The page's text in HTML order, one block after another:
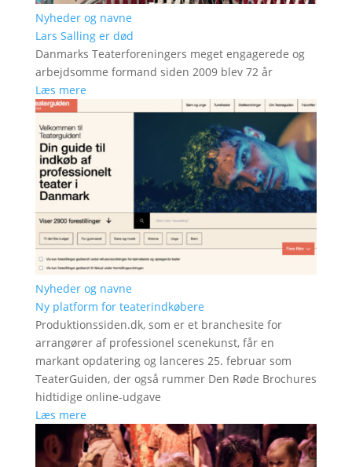
Nyheder og navne
Lars Salling er død
Danmarks Teaterforeningers meget engagerede og
arbejdsomme formand siden 2009 blev 72 år
Læs mere
Nyheder og navne
Ny platform for teaterindkøbere
Produktionssiden.dk, som er et branchesite for
arrangører af professionel scenekunst, får en
markant opdatering og lanceres 25. februar som
TeaterGuiden, der også rummer Den Røde Brochures
hidtidige online-udgave
Læs mere